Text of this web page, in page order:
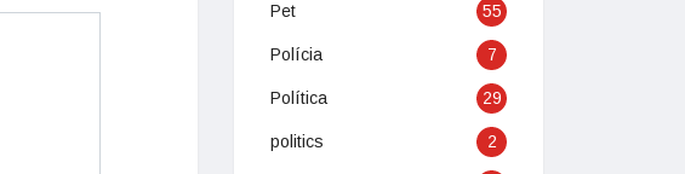
Pet 55
Polícia 7
Política 29
politics 2